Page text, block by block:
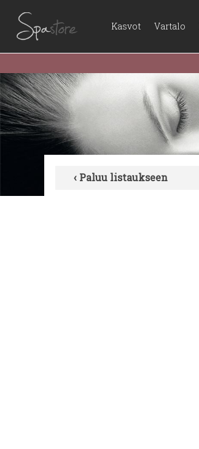
Kasvot Vartalo
‹ Paluu listaukseen